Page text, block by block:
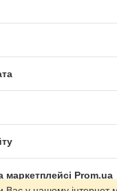
маркетплейсі Prom.ua